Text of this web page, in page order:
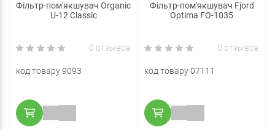
Фільтр-пом'якшувач Organic
U-12 Classic
0 отзывов
код товару 9093
Фільтр-пом'якшувач Fjord
Optima FO-1035
0 отзывов
код товару 07111